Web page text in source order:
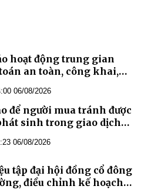
hoạt động trung gian
an toàn, công khai,
06/08/2026
để người mua tránh được
sinh trong giao dịch
06/08/2026
tập đại hội đồng cổ đông
điều chỉnh kế hoạch